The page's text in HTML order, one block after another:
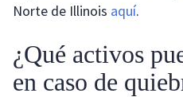
Norte de Illinois aquí.
¿Qué activos
en caso de